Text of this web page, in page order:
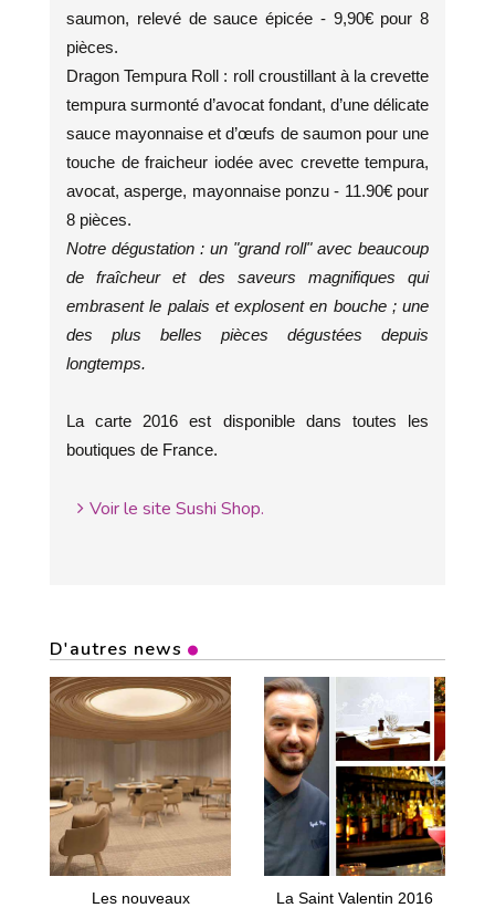
saumon, relevé de sauce épicée - 9,90€ pour 8
pièces.
Dragon Tempura Roll : roll croustillant à la crevette
tempura surmonté d’avocat fondant, d’une délicate
sauce mayonnaise et d’œufs de saumon pour une
touche de fraicheur iodée avec crevette tempura,
avocat, asperge, mayonnaise ponzu - 11.90€ pour
8 pièces.
Notre dégustation : un "grand roll" avec beaucoup
de fraîcheur et des saveurs magnifiques qui
embrasent le palais et explosent en bouche ; une
des plus belles pièces dégustées depuis
longtemps.
La carte 2016 est disponible dans toutes les
boutiques de France.
Voir le site Sushi Shop.
D'autres news
Les nouveaux
La Saint Valentin 2016